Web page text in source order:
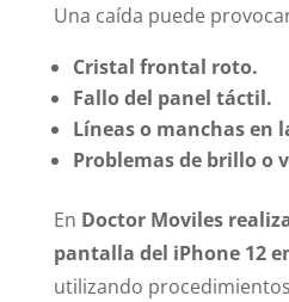
Una caída puede
Cristal frontal roto.
Fallo del panel táctil.
Líneas o manchas en
Problemas de brillo o
En Doctor Moviles
pantalla del iPhone 12
utilizando